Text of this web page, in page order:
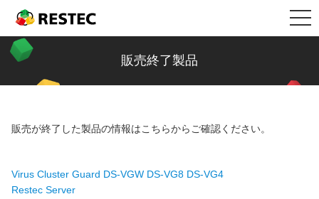
RESTEC
ュ
製品情報
リステック製品の特長
Restec Security System
Restec Storage RS500R
導入事例
建設業
税理士事務所
新着記事一覧
ファイル転送
サポート
サポートトップ
企業情報
販売終了製品
販売が終了した製品の情報はこちらからご確認ください。
Virus Cluster Guard DS-VGW DS-VG8 DS-VG4
Restec Server